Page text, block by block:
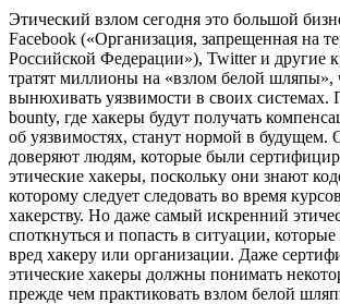
Этический взлом сегодня это большой
Facebook («Организация, запрещенная на
Российской Федерации»), Twitter и другие
тратят миллионы на «взлом белой шляпы»,
вынюхивать уязвимости в своих
bounty, где хакеры будут получать
об уязвимостях, станут нормой в будущем.
доверяют людям, которые были
этические хакеры, поскольку они знают
которому следует следовать во время
хакерству. Но даже самый искренний
споткнуться и попасть в ситуации,
вред хакеру или организации. Даже
этические хакеры должны понимать
прежде чем практиковать взлом белой